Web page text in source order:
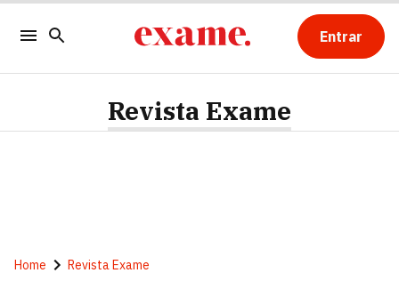
Entrar
Revista Exame
Home Revista Exame